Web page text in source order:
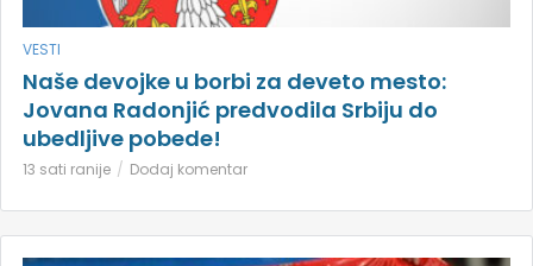
VESTI
Naše devojke u borbi za deveto mesto:
Jovana Radonjić predvodila Srbiju do
ubedljive pobede!
13 sati ranije Dodaj komentar